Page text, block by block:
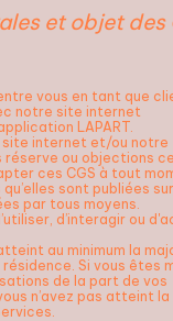
et objet des
vous en tant que
notre site internet
LAPART.
site internet et/ou notre
ou objections
ces CGS à tout
sont publiées
par tous moyens.
d’interagir ou
au minimum la
Si vous êtes
de la part de vos
n’avez pas atteint